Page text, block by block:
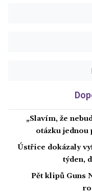
„Slavím, že
otázku jednou
Ústřice dokázaly
týden,
Pět klipů Guns